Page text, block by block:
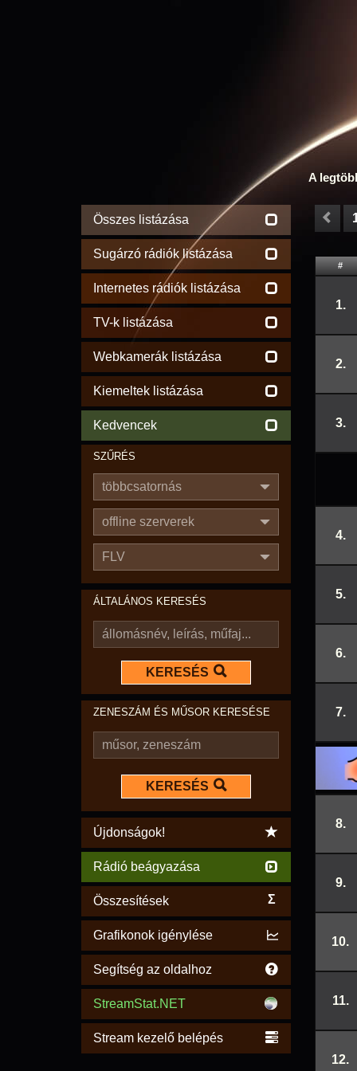
A
Összes listázása
Sugárzó rádiók listázása
Internetes rádiók listázása
TV-k listázása
Webkamerák listázása
Kiemeltek listázása
Kedvencek
SZŰRÉS
többcsatornás
offline szerverek
FLV
ÁLTALÁNOS KERESÉS
KERESÉS
ZENESZÁM ÉS MŰSOR KERESÉSE
KERESÉS
Újdonságok!
Rádió beágyazása
Összesítések Σ
Grafikonok igénylése
Segítség az oldalhoz
StreamStat.NET
Stream kezelő belépés
#
1.
2.
3.
4.
5.
6.
7.
8.
9.
10.
11.
12.